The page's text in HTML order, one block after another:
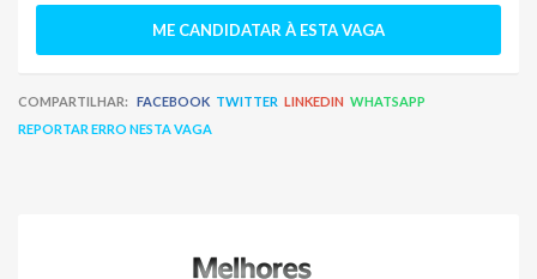
ME CANDIDATAR À ESTA VAGA
COMPARTILHAR: FACEBOOK TWITTER LINKEDIN WHATSAPP
REPORTAR ERRO NESTA VAGA